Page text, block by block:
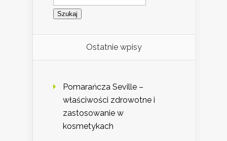
Ostatnie wpisy
Pomarańcza Seville –
właściwości zdrowotne i
zastosowanie w
kosmetykach